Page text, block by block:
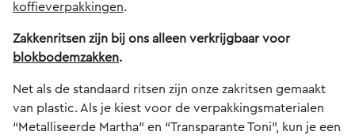
koffieverpakkingen.
Zakkenritsen zijn bij ons alleen verkrijgbaar voor
blokbodemzakken.
Net als de standaard ritsen zijn onze zakritsen gemaakt
van plastic. Als je kiest voor de verpakkingsmaterialen
“Metalliseerde Martha” en “Transparante Toni”, kun je een